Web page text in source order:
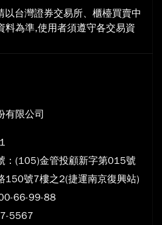
台灣證券交易所、櫃檯買賣中
料為準,使用者須遵守各交易資
有限公司
：(105)金管投顧新字第015號
150號7樓之2(捷運南京復興站)
66-99-88
5567